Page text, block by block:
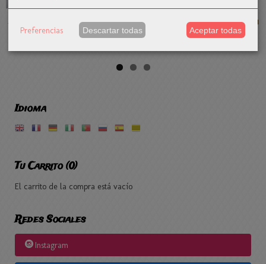
Idioma
Tu Carrito (0)
El carrito de la compra está vacío
Redes Sociales
Instagram
mamá
Caoba
35,00 €
Rosa eterna
preservada
Delicadeza
41,00 €
Preferencias Descartar todas Aceptar todas